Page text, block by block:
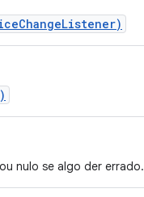
nulo se algo der errado.